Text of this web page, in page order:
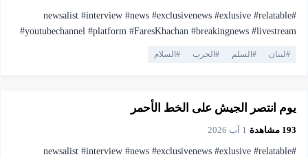
#newsalist #interview #news #exclusivenews #exlusive #relatable
#youtubechannel #platform #FaresKhachan #breakingnews #livestream
#pressfreedom #facts #currentaffairs #trending #lebanonnews
#لبنان # السلم # الحرب # السلام
يوم انتصر الجيش على الخط الأحمر
193 مشاهدة·1 آب 2026
#newsalist #interview #news #exclusivenews #exlusive #relatable